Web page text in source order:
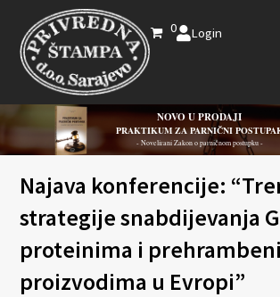
0 Login
NOVO U PRODAJI
PRAKTIKUM ZA PARNIČNI
- Novelirani Zakon o parničnom postupku -
Najava konferencije:
strategije snabdijevanja
proteinima i
proizvodima u Evropi”